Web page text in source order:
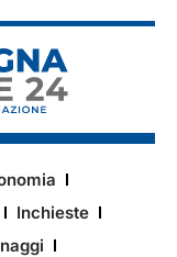
Inchieste